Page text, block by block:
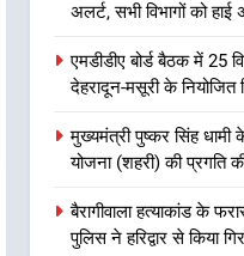
7
एक्शन,
माह
8
और
अलर्ट, सभी विभागों को
एमडीडीए बोर्ड बैठक में 25
देहरादून-मसूरी के नियोजित
मुख्यमंत्री पुष्कर सिंह धामी
योजना (शहरी) की प्रगति
बैरागीवाला हत्याकांड के
पुलिस ने हरिद्वार से किया